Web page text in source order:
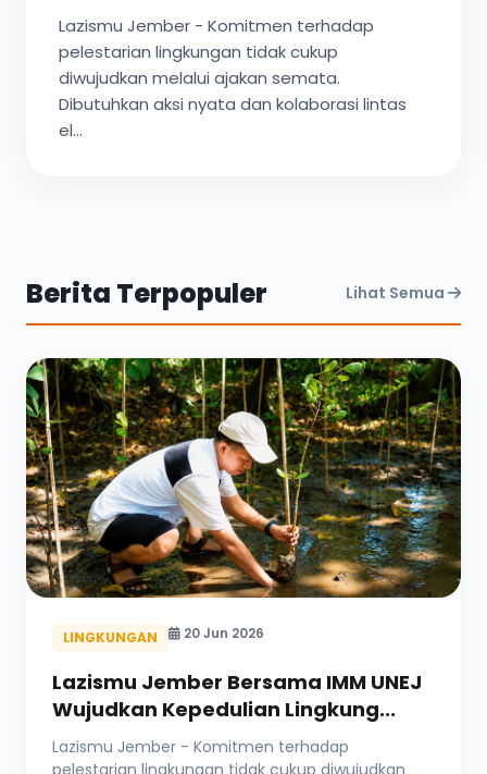
Lazismu Jember - Komitmen terhadap
pelestarian lingkungan tidak cukup
diwujudkan melalui ajakan semata.
Dibutuhkan aksi nyata dan kolaborasi lintas
el...
Berita Terpopuler Lihat Semua
LINGKUNGAN 20 Jun 2026
Lazismu Jember Bersama IMM UNEJ
Wujudkan Kepedulian Lingkung...
Lazismu Jember - Komitmen terhadap